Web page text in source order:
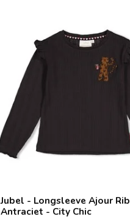
Jubel - Longsleeve Ajour Rib
Antraciet - City Chic